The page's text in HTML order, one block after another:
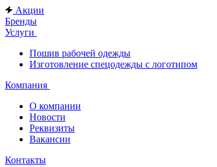
Акции
Бренды
Услуги
Пошив рабочей одежды
Изготовление спецодежды с логотипом
Компания
О компании
Новости
Реквизиты
Вакансии
Контакты